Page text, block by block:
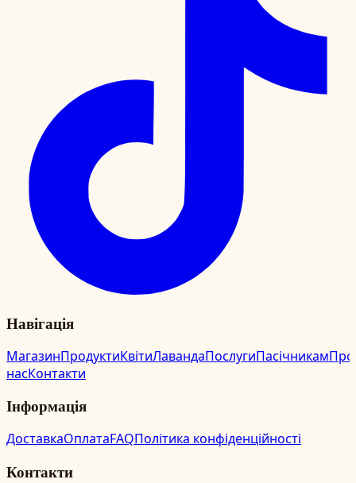
Навігація
МагазинПродуктиКвітиЛавандаПослугиПасічникамПро
насКонтакти
Інформація
ДоставкаОплатаFAQПолітика конфіденційності
Контакти